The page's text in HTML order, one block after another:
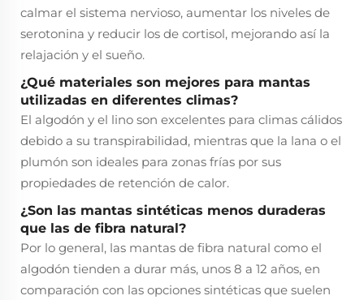
calmar el sistema nervioso, aumentar los niveles de
serotonina y reducir los de cortisol, mejorando así la
relajación y el sueño.
¿Qué materiales son mejores para mantas
utilizadas en diferentes climas?
El algodón y el lino son excelentes para climas cálidos
debido a su transpirabilidad, mientras que la lana o el
plumón son ideales para zonas frías por sus
propiedades de retención de calor.
¿Son las mantas sintéticas menos duraderas
que las de fibra natural?
Por lo general, las mantas de fibra natural como el
algodón tienden a durar más, unos 8 a 12 años, en
comparación con las opciones sintéticas que suelen